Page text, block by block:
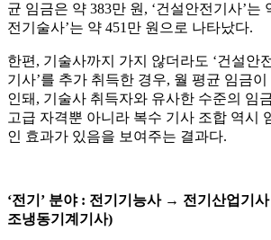
균 임금은 약 383만 원, ‘건설안전기사’는
전기술사’는 약 451만 원으로 나타났다.
한편, 기술사까지 가지 않더라도 ‘건설안
기사’를 추가 취득한 경우, 월 평균 임금
인돼, 기술사 취득자와 유사한 수준의 임
고급 자격뿐 아니라 복수 기사 조합 역시
인 효과가 있음을 보여주는 결과다.
‘전기’ 분야 : 전기기능사 → 전기산업기
조냉동기계기사)